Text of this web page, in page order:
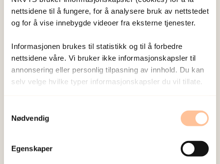
nettsidene til å fungere, for å analysere bruk av nettstedet
og for å vise innebygde videoer fra eksterne tjenester.
Informasjonen brukes til statistikk og til å forbedre
nettsidene våre. Vi bruker ikke informasjonskapsler til
annonsering eller personlig tilpasning av innhold. Du kan
selv velge hvilke typer informasjonskapsler du vil tillate.
Nødvendig
Egenskaper
støtte samt styrke følelsen av håp.
organisatorisk form for samfunnsstøtte. Et
praktisk krisestøttesystem som er basert på et
vitenskapelig grunnlag sammenfattet i «The
Oppfølging, Utredning og Behandling. Denne
overlevende og innsatspersonell. STøtte